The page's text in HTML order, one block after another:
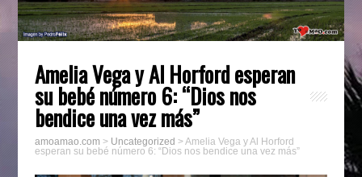
Amelia Vega y Al Horford esperan
su bebé número 6: “Dios nos
bendice una vez más”
amoamao.com > Uncategorized >Amelia Vega y Al Horford
esperan su bebé número 6: “Dios nos bendice una vez más”